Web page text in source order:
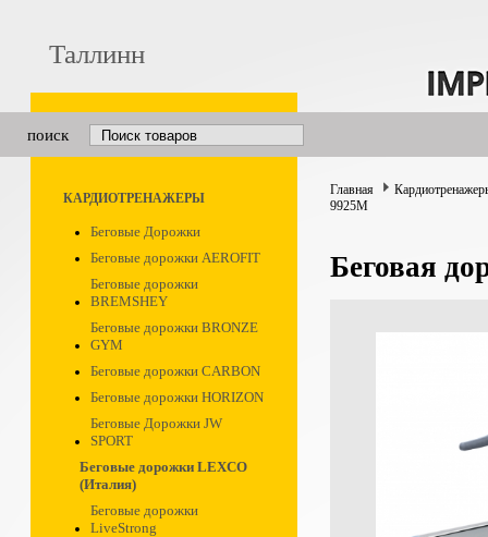
Таллинн
поиск
КАРДИОТРЕНАЖЕРЫ
Беговые Дорожки
Беговые дорожки AEROFIT
Беговые дорожки
BREMSHEY
Беговые дорожки BRONZE
GYM
Беговые дорожки CARBON
Беговые дорожки HORIZON
Беговые Дорожки JW
SPORT
Беговые дорожки LEXCO
(Италия)
Беговые дорожки
LiveStrong
Главная
9925M
Беговая